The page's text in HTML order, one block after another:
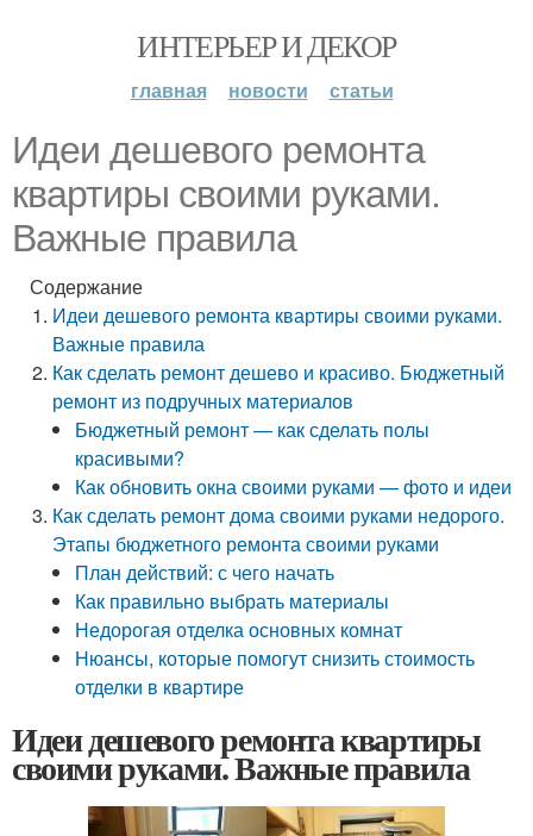
ИНТЕРЬЕР И ДЕКОР
главная новости статьи
Идеи дешевого ремонта
квартиры своими руками.
Важные правила
Содержание
Идеи дешевого ремонта квартиры своими руками.
Важные правила
Как сделать ремонт дешево и красиво. Бюджетный
ремонт из подручных материалов
Бюджетный ремонт — как сделать полы
красивыми?
Как обновить окна своими руками — фото и идеи
Как сделать ремонт дома своими руками недорого.
Этапы бюджетного ремонта своими руками
План действий: с чего начать
Как правильно выбрать материалы
Недорогая отделка основных комнат
Нюансы, которые помогут снизить стоимость
отделки в квартире
Идеи дешевого ремонта квартиры
своими руками. Важные правила